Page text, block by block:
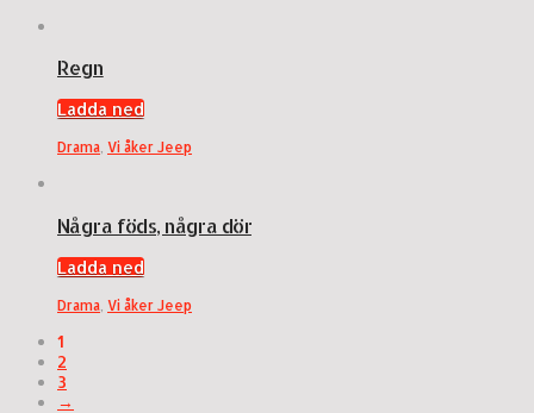
Regn
Ladda ned
Drama, Vi åker Jeep
Några föds, några dör
Ladda ned
Drama, Vi åker Jeep
1
2
3
→